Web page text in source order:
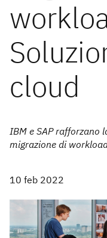
cloud
IBM e SAP rafforzano
migrazione di
10 feb 2022